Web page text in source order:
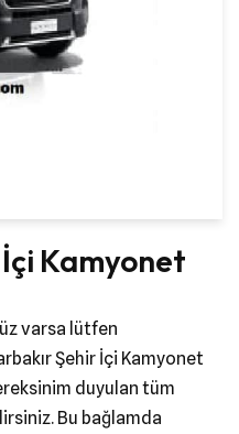
Kamyonet
varsa lütfen
Şehir İçi Kamyonet
duyulan tüm
Bu bağlamda